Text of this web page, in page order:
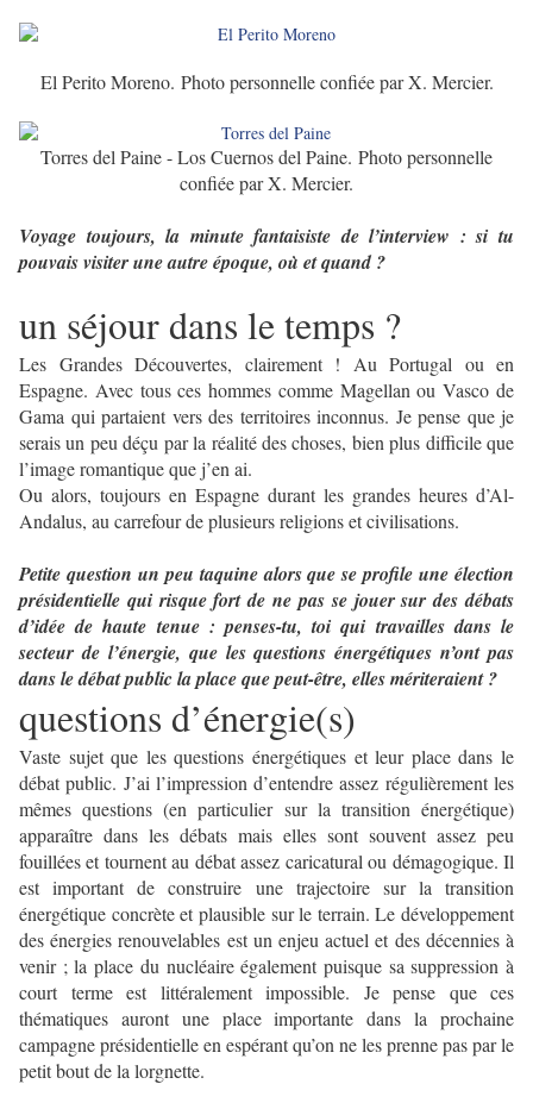
El Perito Moreno. Photo personnelle confiée par X. Mercier.
Torres del Paine - Los Cuernos del Paine. Photo personnelle
confiée par X. Mercier.
Voyage toujours, la minute fantaisiste de l’interview : si tu
pouvais visiter une autre époque, où et quand ?
un séjour dans le temps ?
Les Grandes Découvertes, clairement ! Au Portugal ou en
Espagne. Avec tous ces hommes comme Magellan ou Vasco de
Gama qui partaient vers des territoires inconnus. Je pense que je
serais un peu déçu par la réalité des choses, bien plus difficile que
l’image romantique que j’en ai.
Ou alors, toujours en Espagne durant les grandes heures d’Al-
Andalus, au carrefour de plusieurs religions et civilisations.
Petite question un peu taquine alors que se profile une élection
présidentielle qui risque fort de ne pas se jouer sur des débats
d’idée de haute tenue : penses-tu, toi qui travailles dans le
secteur de l’énergie, que les questions énergétiques n’ont pas
dans le débat public la place que peut-être, elles mériteraient ?
questions d’énergie(s)
Vaste sujet que les questions énergétiques et leur place dans le
débat public. J’ai l’impression d’entendre assez régulièrement les
mêmes questions (en particulier sur la transition énergétique)
apparaître dans les débats mais elles sont souvent assez peu
fouillées et tournent au débat assez caricatural ou démagogique. Il
est important de construire une trajectoire sur la transition
énergétique concrète et plausible sur le terrain. Le développement
des énergies renouvelables est un enjeu actuel et des décennies à
venir ; la place du nucléaire également puisque sa suppression à
court terme est littéralement impossible. Je pense que ces
thématiques auront une place importante dans la prochaine
campagne présidentielle en espérant qu’on ne les prenne pas par le
petit bout de la lorgnette.